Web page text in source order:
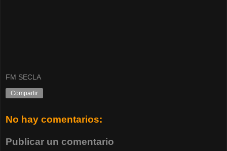
FM SECLA
Compartir
No hay comentarios:
Publicar un comentario